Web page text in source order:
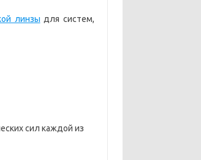
линзы для систем,
сил каждой из